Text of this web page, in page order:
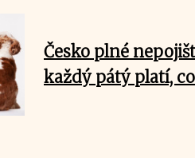
Česko plné
každý pátý platí,